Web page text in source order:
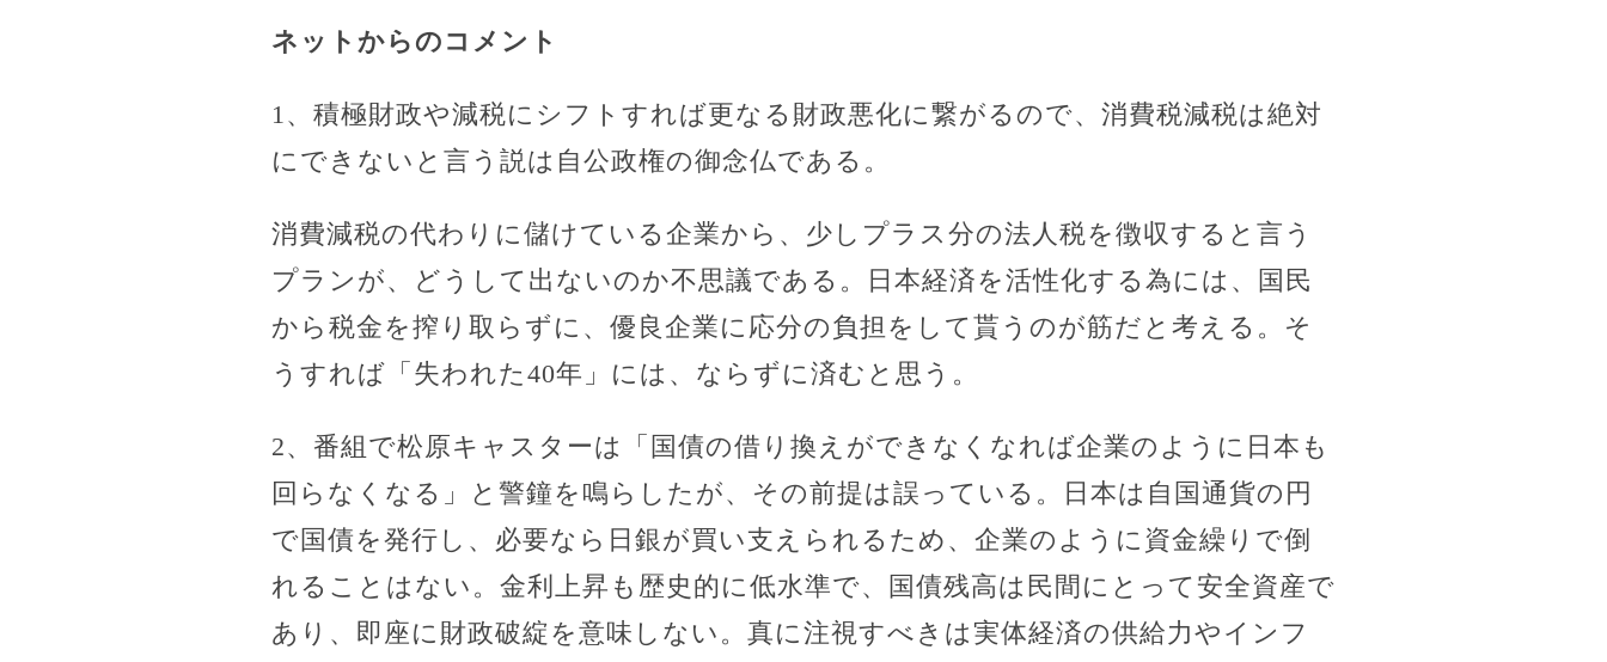
ネットからのコメント
1、積極財政や減税にシフトすれば更なる財政悪化に繋がるので、消費税減税は絶対
にできないと言う説は自公政権の御念仏である。
消費減税の代わりに儲けている企業から、少しプラス分の法人税を徴収すると言う
プランが、どうして出ないのか不思議である。日本経済を活性化する為には、国民
から税金を搾り取らずに、優良企業に応分の負担をして貰うのが筋だと考える。そ
うすれば「失われた40年」には、ならずに済むと思う。
2、番組で松原キャスターは「国債の借り換えができなくなれば企業のように日本も
回らなくなる」と警鐘を鳴らしたが、その前提は誤っている。日本は自国通貨の円
で国債を発行し、必要なら日銀が買い支えられるため、企業のように資金繰りで倒
れることはない。金利上昇も歴史的に低水準で、国債残高は民間にとって安全資産で
あり、即座に財政破綻を意味しない。真に注視すべきは実体経済の供給力やインフ